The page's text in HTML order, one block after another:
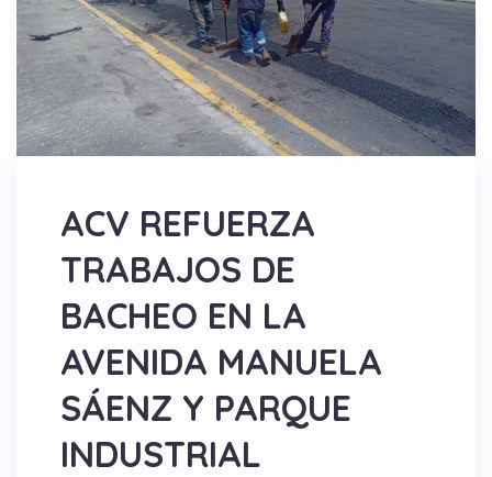
ACV REFUERZA
TRABAJOS DE
BACHEO EN LA
AVENIDA MANUELA
SÁENZ Y PARQUE
INDUSTRIAL